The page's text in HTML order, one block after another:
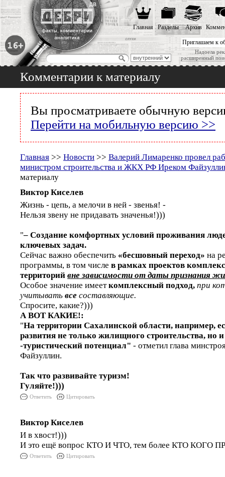
Приглашаем к
Надоела
расширенный
Главная Разделы Архив
Комментарии к материалу
Вы просматриваете обычную
Перейти на мобильную версию >>
Главная >> Новости >> Валерий Лимаренко провел
министром строительства и ЖКХ РФ Иреком
материалу
Виктор Киселев
Жизнь - цепь, а мелочи в ней - звенья! -
Нельзя звену не придавать значенья!)))
"– Создание комфортных условий проживания
ключевых задач.
Сейчас важно обеспечить «бесшовный переход» на
программы, в том числе в рамках проектов
территорий вне зависимости от даты признания
Особое значение имееткомплексный подход, при
учитывать все составляющие.
Спросите, какие?)))
А ВОТ КАКИЕ!:
"На территории Сахалинской области, например,
развития не только жилищного строительства,
-туристический потенциал" - отметил глава
Файзуллин.
Так что развивайте туризм!
Гуляйте!)))
Ответить Цитировать
Виктор Киселев
И в хвост!)))
И это ещё вопрос КТО И ЧТО, тем более КТО КОГО
Ответить Цитировать